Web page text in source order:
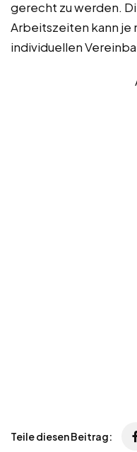
gerecht zu werden.
Arbeitszeiten kann je
individuellen
Teile diesen Beitrag: